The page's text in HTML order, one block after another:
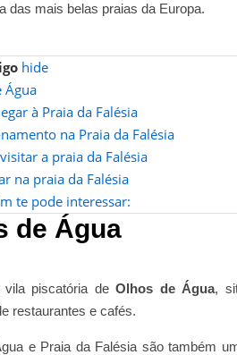
das mais belas praias da Europa.
hide
Água
à Praia da Falésia
na Praia da Falésia
a praia da Falésia
na praia da Falésia
te pode interessar:
de Água
vila piscatória deOlhos de Água,
restaurantes e cafés.
e Praia da Falésia são também